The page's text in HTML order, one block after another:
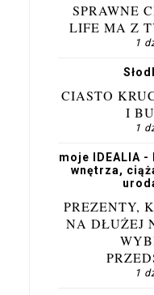
SPRAWNE
LIFE MA Z
1
CIASTO
I
1
moje IDEALIA -
wnętrza,
PREZENTY,
NA DŁUŻEJ
1